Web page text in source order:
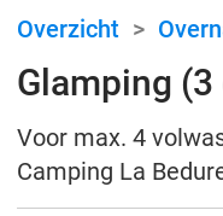
Overzicht >
Glamping
Voor max. 4
Camping La